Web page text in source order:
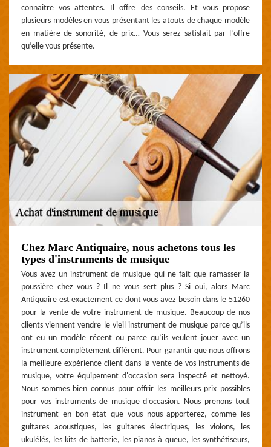
connaitre vos attentes. Il offre des conseils. Et vous propose
plusieurs modèles en vous présentant les atouts de chaque modèle
en matière de sonorité, de prix… Vous serez satisfait par l‘offre
qu’elle vous présente.
Chez Marc Antiquaire, nous achetons tous les
types d'instruments de musique
Vous avez un instrument de musique qui ne fait que ramasser la
poussière chez vous ? Il ne vous sert plus ? Si oui, alors Marc
Antiquaire est exactement ce dont vous avez besoin dans le 51260
pour la vente de votre instrument de musique. Beaucoup de nos
clients viennent vendre le vieil instrument de musique parce qu’ils
ont eu un modèle récent ou parce qu’ils veulent jouer avec un
instrument complètement différent. Pour garantir que nous offrons
la meilleure expérience client dans la vente de vos instruments de
musique, votre équipement d'occasion sera inspecté et nettoyé.
Nous sommes bien connus pour offrir les meilleurs prix possibles
pour vos instruments de musique d'occasion. Nous prenons tout
instrument en bon état que vous nous apporterez, comme les
guitares acoustiques, les guitares électriques, les violons, les
ukulélés, les kits de batterie, les pianos à queue, les synthétiseurs,